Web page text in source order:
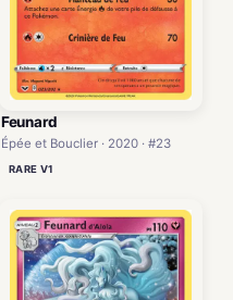
Feunard
Épée et Bouclier · 2020 · #23
RARE V1